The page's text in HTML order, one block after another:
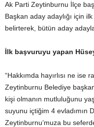
Ak Parti Zeytinburnu İlçe
Başkan aday adaylığı için
belirterek, bütün aday
İlk başvuruyu yapan
“Hakkımda hayırlısı ne
Zeytinburnu Belediye
kişi olmanın mutluluğunu
suyunu içtiğim 4 evladımın
Zeytinburnu’muza bu